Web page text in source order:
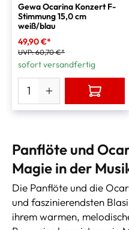
Gewa Ocarina Konzert F-
Stimmung 15,0 cm
weiß/blau
49,90 €*
UVP:60,70 €*
sofort versandfertig
Panflöte und
Magie in der
Die Panflöte und die
und faszinierendsten
ihrem warmen,